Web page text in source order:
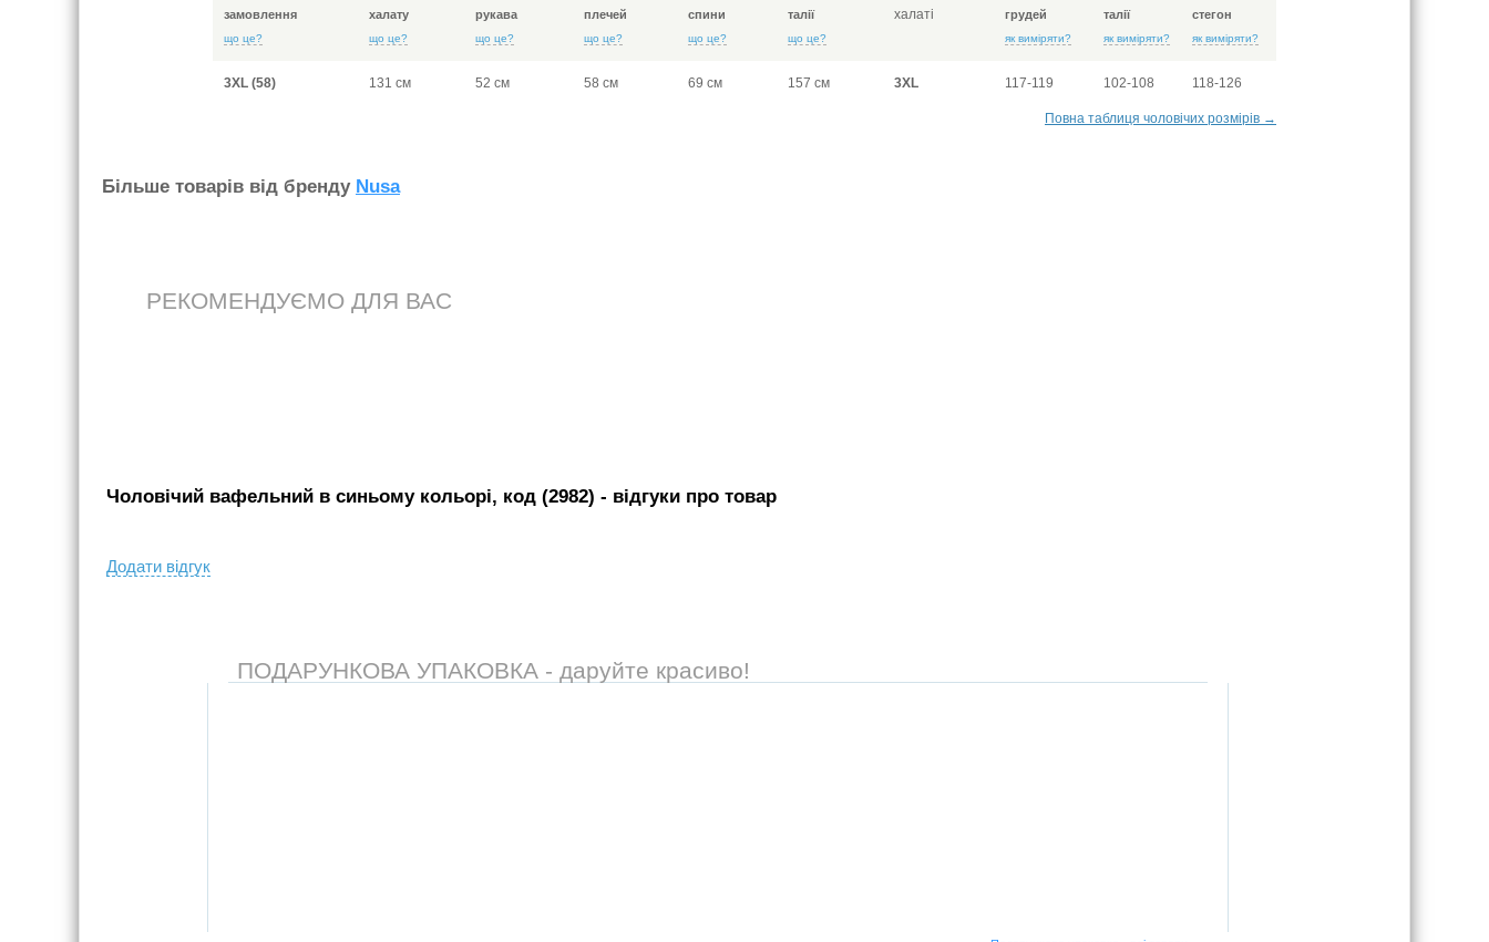
замовлення
що це?
халату
що це?
рукава
що це?
плечей
що це?
спини
що це?
талії
що це?
халаті
грудей
як виміряти?
талії
як виміряти?
стегон
як виміряти?
3XL (58) 131 см 52 см 58 см 69 см 157 см 3XL 117-119 102-108 118-126
Повна таблиця чоловічих розмірів →
Бiльше товарiв вiд бренду Nusa
РЕКОМЕНДУЄМО ДЛЯ ВАС
Чоловічий вафельний в синьому кольорі, код (2982) - вiдгуки про товар
Додати вiдгук
ПОДАРУНКОВА УПАКОВКА - даруйте красиво!